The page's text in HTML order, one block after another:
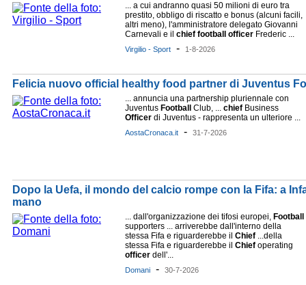
... a cui andranno quasi 50 milioni di euro tra
prestito, obbligo di riscatto e bonus (alcuni facili,
altri meno), l'amministratore delegato Giovanni
Carnevali e il chief football officer Frederic ...
Virgilio - Sport - 1-8-2026
Felicia nuovo official healthy food partner di Juventus
... annuncia una partnership pluriennale con
Juventus Football Club, ... chief Business
Officer di Juventus - rappresenta un ulteriore ...
AostaCronaca.it - 31-7-2026
Dopo la Uefa, il mondo del calcio rompe con la Fifa: a
mano
... dall'organizzazione dei tifosi europei, Football
supporters ... arriverebbe dall'interno della
stessa Fifa e riguarderebbe il Chief ...della
stessa Fifa e riguarderebbe il Chief operating
officer dell'...
Domani - 30-7-2026